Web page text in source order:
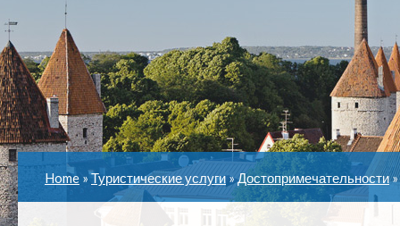
Home »Туристические услуги»Достопримечательности»